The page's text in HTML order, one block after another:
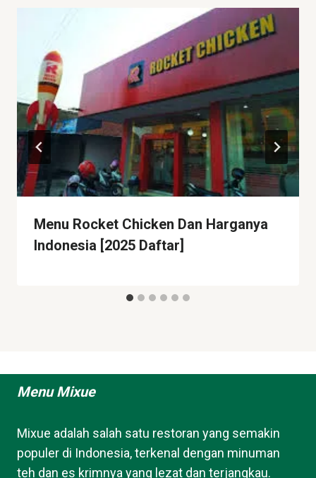
Menu Rocket Chicken Dan Harganya
Indonesia [2025 Daftar]
Menu Mixue
Mixue adalah salah satu restoran yang semakin
populer di Indonesia, terkenal dengan minuman
teh dan es krimnya yang lezat dan terjangkau.